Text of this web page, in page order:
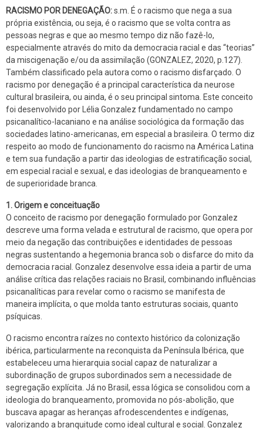
RACISMO POR DENEGAÇÃO:s.m. É o racismo que nega a sua
própria existência, ou seja, é o racismo que se volta contra as
pessoas negras e que ao mesmo tempo diz não fazê-lo,
especialmente através do mito da democracia racial e das “teorias”
da miscigenação e/ou da assimilação (GONZALEZ, 2020, p.127).
Também classificado pela autora como o racismo disfarçado. O
racismo por denegação é a principal característica da neurose
cultural brasileira, ou ainda, é o seu principal sintoma. Este conceito
foi desenvolvido por Lélia Gonzalez fundamentado no campo
psicanalítico-lacaniano e na análise sociológica da formação das
sociedades latino-americanas, em especial a brasileira. O termo diz
respeito ao modo de funcionamento do racismo na América Latina
e tem sua fundação a partir das ideologias de estratificação social,
em especial racial e sexual, e das ideologias de branqueamento e
de superioridade branca.
1. Origem e conceituação
O conceito de racismo por denegação formulado por Gonzalez
descreve uma forma velada e estrutural de racismo, que opera por
meio da negação das contribuições e identidades de pessoas
negras sustentando a hegemonia branca sob o disfarce do mito da
democracia racial. Gonzalez desenvolve essa ideia a partir de uma
análise crítica das relações raciais no Brasil, combinando influências
psicanalíticas para revelar como o racismo se manifesta de
maneira implícita, o que molda tanto estruturas sociais, quanto
psíquicas.
O racismo encontra raízes no contexto histórico da colonização
ibérica, particularmente na reconquista da Península Ibérica, que
estabeleceu uma hierarquia social capaz de naturalizar a
subordinação de grupos subordinados sem a necessidade de
segregação explícita. Já no Brasil, essa lógica se consolidou com a
ideologia do branqueamento, promovida no pós-abolição, que
buscava apagar as heranças afrodescendentes e indígenas,
valorizando a branquitude como ideal cultural e social. Gonzalez